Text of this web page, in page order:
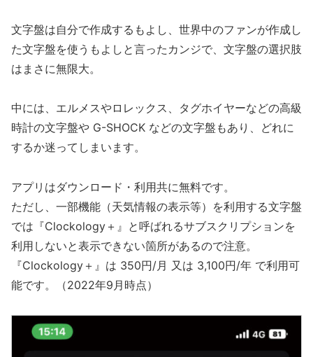
文字盤は自分で作成するもよし、世界中のファンが作成し
た文字盤を使うもよしと言ったカンジで、文字盤の選択肢
はまさに無限大。
中には、エルメスやロレックス、タグホイヤーなどの高級
時計の文字盤や G-SHOCK などの文字盤もあり、どれに
するか迷ってしまいます。
アプリはダウンロード・利用共に無料です。
ただし、一部機能（天気情報の表示等）を利用する文字盤
では『Clockology＋』と呼ばれるサブスクリプションを
利用しないと表示できない箇所があるので注意。
『Clockology＋』は 350円/月 又は 3,100円/年 で利用可
能です。（2022年9月時点）